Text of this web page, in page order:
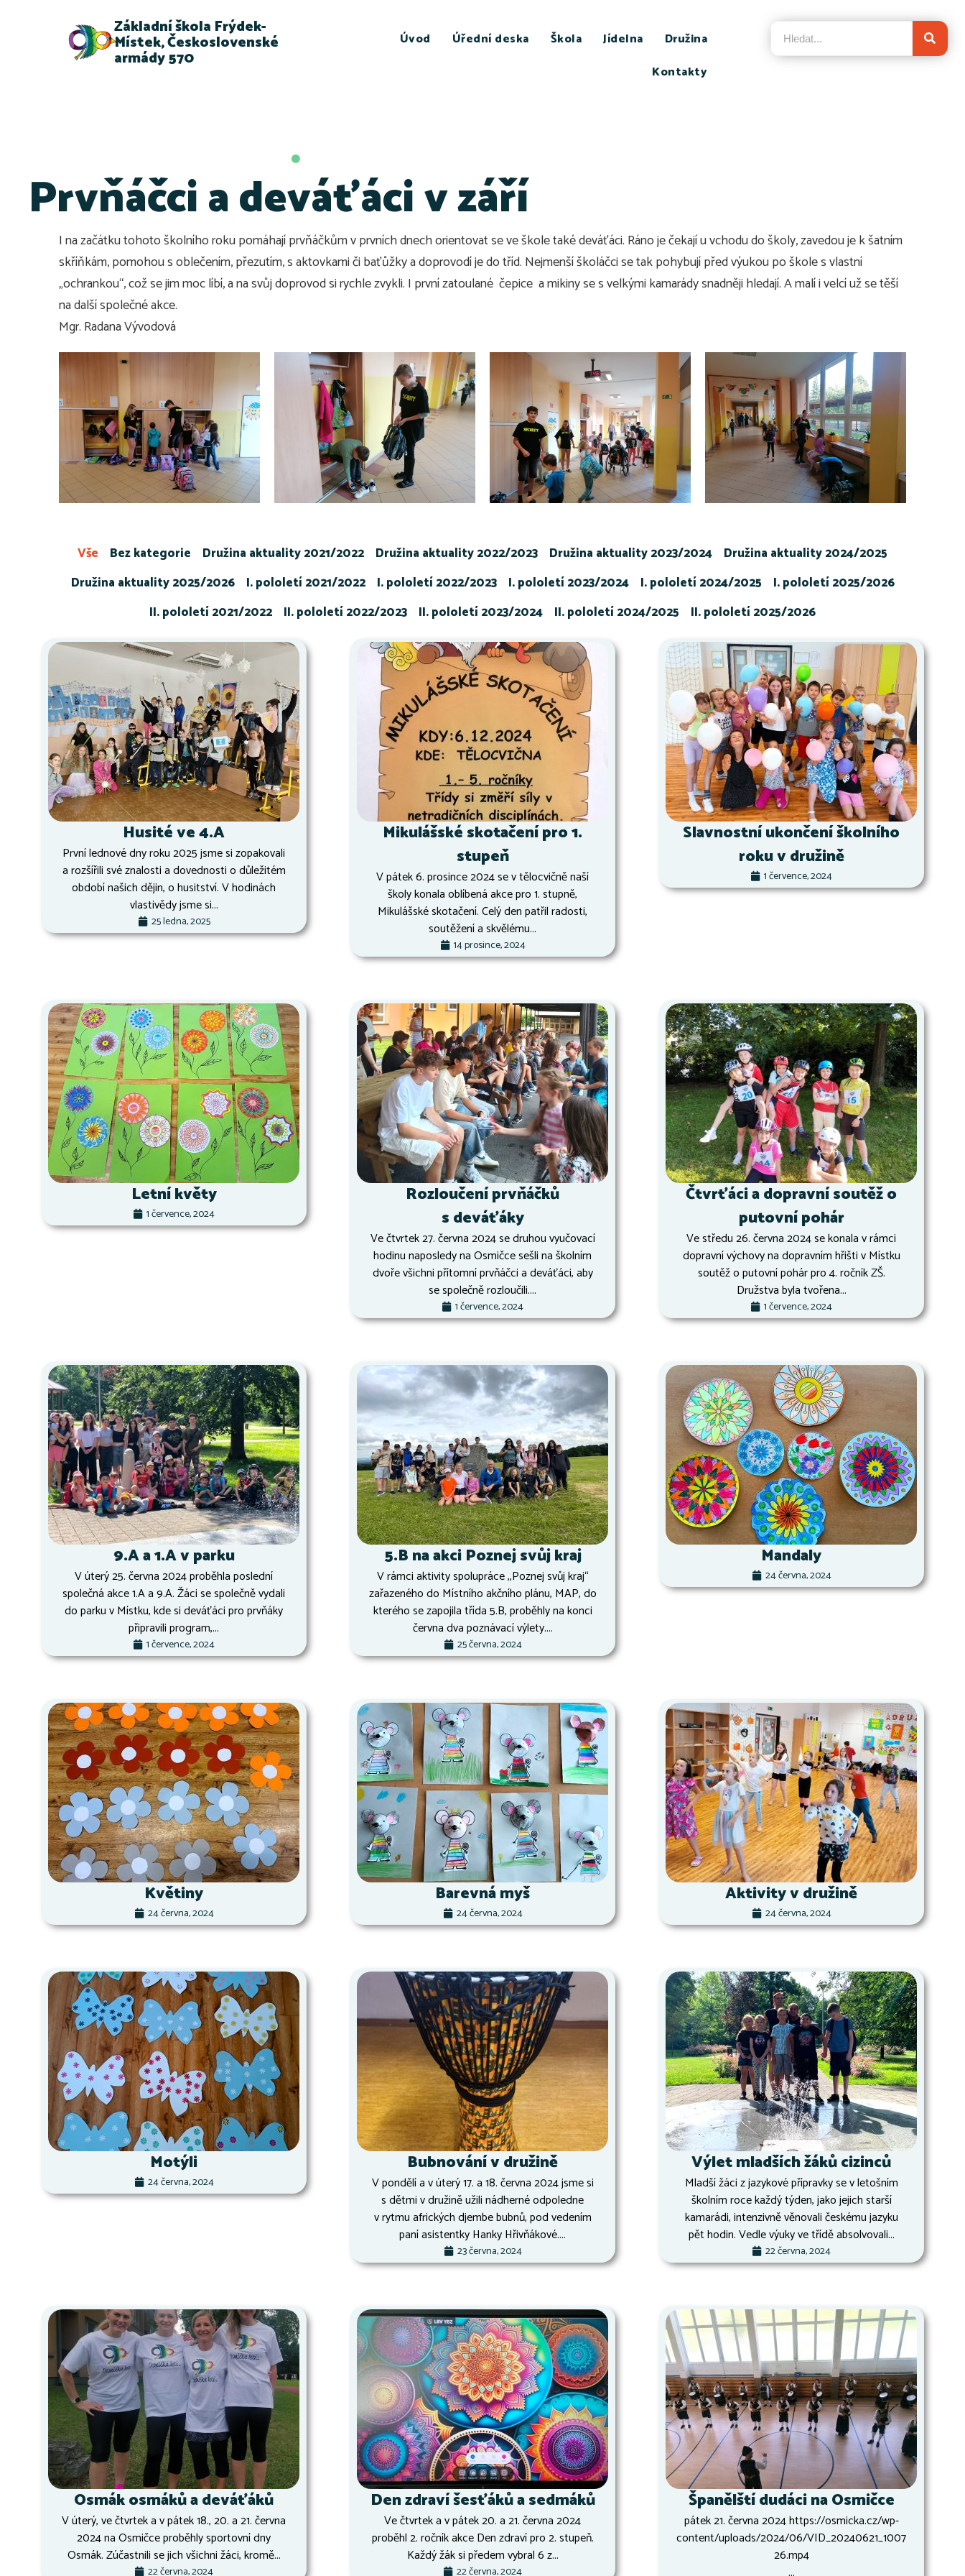
Základní škola Frýdek-
Místek, Československé
armády 570
Úvod Úřední deska Škola Jídelna
Družina
Kontakty
Prvňáčci a deváťáci v září
I na začátku tohoto školního roku pomáhají prvňáčkům v prvních dnech orientovat se ve škole také deváťáci. Ráno je čekají u vchodu do školy, zavedou je k šatním
skříňkám, pomohou s oblečením, přezutím, s aktovkami či baťůžky a doprovodí je do tříd. Nejmenší školáčci se tak pohybují před výukou po škole s vlastní
„ochrankou“, což se jim moc líbí, a na svůj doprovod si rychle zvykli. I první zatoulané čepice a mikiny se s velkými kamarády snadněji hledají. A malí i velcí už se těší
na další společné akce.
Mgr. Radana Vývodová
Bez kategorie Družina aktuality 2021/2022 Družina aktuality 2022/2023 Družina aktuality 2023/2024
Družina aktuality 2024/2025
Družina aktuality 2025/2026
I. pololetí 2021/2022 I. pololetí 2022/2023 I. pololetí 2023/2024 I. pololetí 2024/2025
I. pololetí 2025/2026
II. pololetí 2021/2022
II. pololetí 2022/2023 II. pololetí 2023/2024 II. pololetí 2024/2025 II. pololetí 2025/2026
Vše
Husité ve 4.A
První lednové dny roku 2025 jsme si zopakovali
a rozšířili své znalosti a dovednosti o důležitém
období našich dějin, o husitství. V hodinách
vlastivědy jsme si...
25 ledna, 2025
Mikulášské skotačení pro 1.
stupeň
V pátek 6. prosince 2024 se v tělocvičně naší
školy konala oblíbená akce pro 1. stupně,
Mikulášské skotačení. Celý den patřil radosti,
soutěžení a skvělému...
14 prosince, 2024
Slavnostní ukončení školního
roku v družině
1 července, 2024
Letní květy
1 července, 2024
Rozloučení prvňáčků
s deváťáky
Ve čtvrtek 27. června 2024 se druhou vyučovací
hodinu naposledy na Osmičce sešli na školním
dvoře všichni přítomní prvňáčci a deváťáci, aby
se společně rozloučili....
1 července, 2024
Čtvrťáci a dopravní soutěž o
putovní pohár
Ve středu 26. června 2024 se konala v rámci
dopravní výchovy na dopravním hřišti v Místku
soutěž o putovní pohár pro 4. ročník ZŠ.
Družstva byla tvořena...
1 července, 2024
9.A a 1.A v parku
V úterý 25. června 2024 proběhla poslední
společná akce 1.A a 9.A. Žáci se společně vydali
do parku v Místku, kde si deváťáci pro prvňáky
připravili program,...
1 července, 2024
5.B na akci Poznej svůj kraj
V rámci aktivity spolupráce ,,Poznej svůj kraj“
zařazeného do Místního akčního plánu, MAP, do
kterého se zapojila třída 5.B, proběhly na konci
června dva poznávací výlety....
25 června, 2024
Mandaly
24 června, 2024
Květiny
24 června, 2024
Barevná myš
24 června, 2024
Aktivity v družině
24 června, 2024
Motýli
24 června, 2024
Bubnování v družině
V pondělí a v úterý 17. a 18. června 2024 jsme si
s dětmi v družině užili nádherné odpoledne
v rytmu afrických djembe bubnů, pod vedením
paní asistentky Hanky Hřivňákové....
23 června, 2024
Výlet mladších žáků cizinců
Mladší žáci z jazykové přípravky se v letošním
školním roce každý týden, jako jejich starší
kamarádi, intenzivně věnovali českému jazyku
pět hodin. Vedle výuky ve třídě absolvovali...
22 června, 2024
Osmák osmáků a deváťáků
V úterý, ve čtvrtek a v pátek 18., 20. a 21. června
2024 na Osmičce proběhly sportovní dny
Osmák. Zúčastnili se jich všichni žáci, kromě...
22 června, 2024
Den zdraví šesťáků a sedmáků
Ve čtvrtek a v pátek 20. a 21. června 2024
proběhl 2. ročník akce Den zdraví pro 2. stupeň.
Každý žák si předem vybral 6 z...
22 června, 2024
Španělští dudáci na Osmičce
pátek 21. června 2024 https://osmicka.cz/wp-
content/uploads/2024/06/VID_20240621_1007
26.mp4